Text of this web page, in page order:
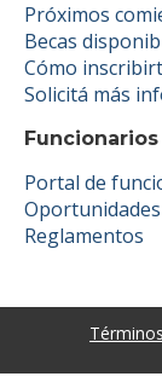
Próximos
Becas
Cómo
Solicitá más
Funcionarios
Portal de
Reglamentos